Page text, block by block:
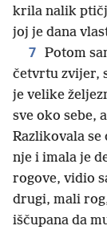
krila nalik
joj je dana
7 Potom
četvrtu zvijer,
je velike
sve oko sebe,
Razlikovala
nje i imala je
rogove, vidio
drugi, mali
iščupana da